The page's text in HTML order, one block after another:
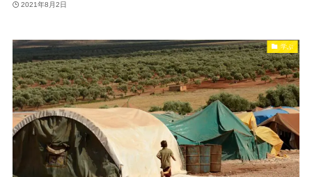
2021年8月2日
学ぶ